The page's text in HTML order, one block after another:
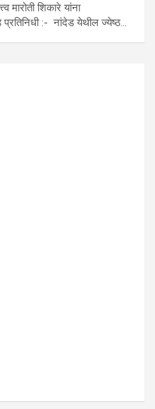
मारोती शिकारे यांना
प्रतिनिधी :- नांदेड येथील ज्येष्ठ…